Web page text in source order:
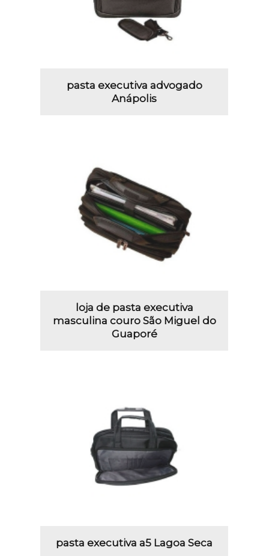
pasta executiva advogado
Anápolis
loja de pasta executiva
masculina couro São Miguel do
Guaporé
pasta executiva a5 Lagoa Seca